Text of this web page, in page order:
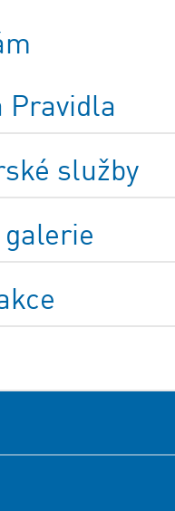
Pravidla
služby